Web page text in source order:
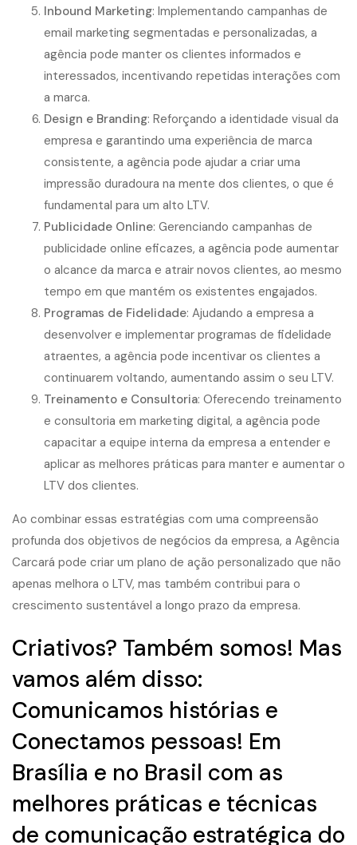
Inbound Marketing: Implementando campanhas de
email marketing segmentadas e personalizadas, a
agência pode manter os clientes informados e
interessados, incentivando repetidas interações com
a marca.
Design e Branding: Reforçando a identidade visual da
empresa e garantindo uma experiência de marca
consistente, a agência pode ajudar a criar uma
impressão duradoura na mente dos clientes, o que é
fundamental para um alto LTV.
Publicidade Online: Gerenciando campanhas de
publicidade online eficazes, a agência pode aumentar
o alcance da marca e atrair novos clientes, ao mesmo
tempo em que mantém os existentes engajados.
Programas de Fidelidade: Ajudando a empresa a
desenvolver e implementar programas de fidelidade
atraentes, a agência pode incentivar os clientes a
continuarem voltando, aumentando assim o seu LTV.
Treinamento e Consultoria: Oferecendo treinamento
e consultoria em marketing digital, a agência pode
capacitar a equipe interna da empresa a entender e
aplicar as melhores práticas para manter e aumentar o
LTV dos clientes.
Ao combinar essas estratégias com uma compreensão
profunda dos objetivos de negócios da empresa, a Agência
Carcará pode criar um plano de ação personalizado que não
apenas melhora o LTV, mas também contribui para o
crescimento sustentável a longo prazo da empresa.
Criativos? Também somos! Mas
vamos além disso:
Comunicamos histórias e
Conectamos pessoas! Em
Brasília e no Brasil com as
melhores práticas e técnicas
de comunicação estratégica do